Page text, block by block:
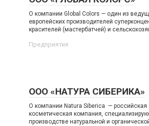
О компании Global Colors — один из
европейских производителей
красителей (мастербатчей) и
Предприятия
ООО «НАТУРА СИБЕРИКА»
О компании Natura Siberica — российская
косметическая компания,
производстве натуральной и